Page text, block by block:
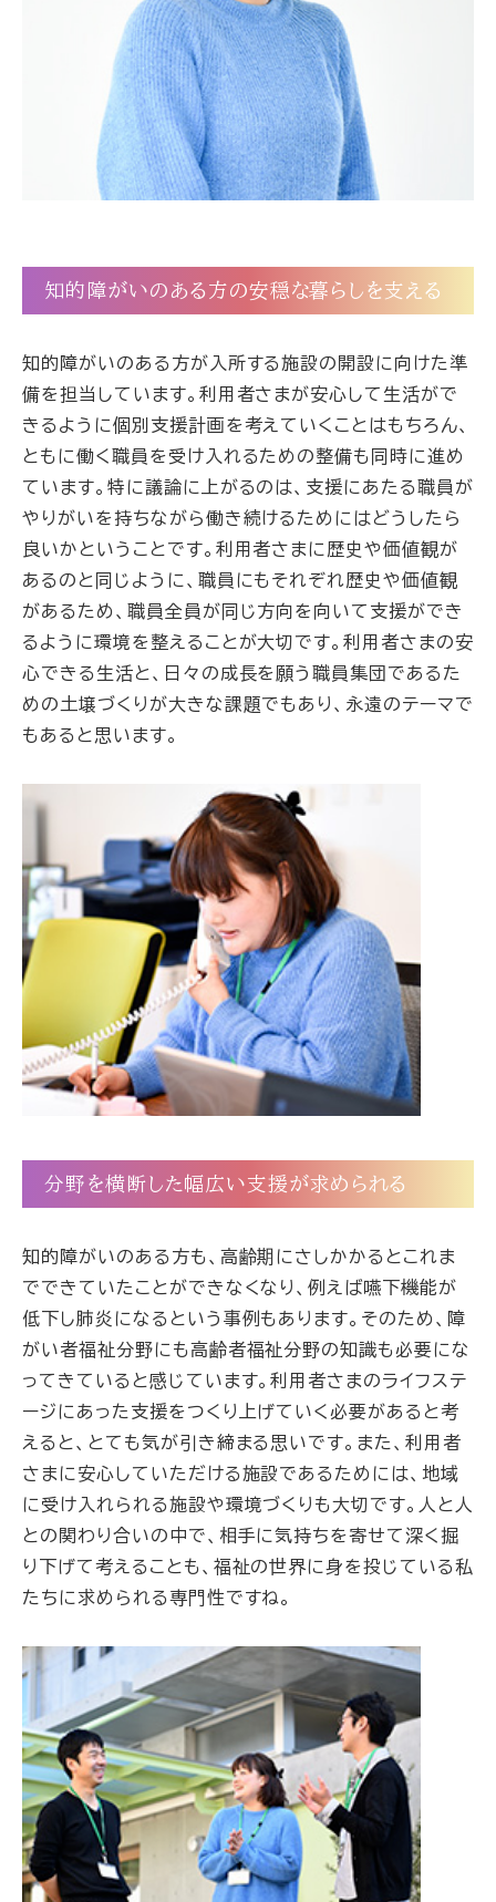
知的障がいのある方の安穏な暮らしを支える
知的障がいのある方が入所する施設の開設に向けた準
備を担当しています。利用者さまが安心して生活がで
きるように個別支援計画を考えていくことはもちろん、
ともに働く職員を受け入れるための整備も同時に進め
ています。特に議論に上がるのは、支援にあたる職員が
やりがいを持ちながら働き続けるためにはどうしたら
良いかということです。利用者さまに歴史や価値観が
あるのと同じように、職員にもそれぞれ歴史や価値観
があるため、職員全員が同じ方向を向いて支援ができ
るように環境を整えることが大切です。利用者さまの安
心できる生活と、日々の成長を願う職員集団であるた
めの土壌づくりが大きな課題でもあり、永遠のテーマで
もあると思います。
分野を横断した幅広い支援が求められる
知的障がいのある方も、高齢期にさしかかるとこれま
でできていたことができなくなり、例えば嚥下機能が
低下し肺炎になるという事例もあります。そのため、障
がい者福祉分野にも高齢者福祉分野の知識も必要にな
ってきていると感じています。利用者さまのライフステ
ージにあった支援をつくり上げていく必要があると考
えると、とても気が引き締まる思いです。また、利用者
さまに安心していただける施設であるためには、地域
に受け入れられる施設や環境づくりも大切です。人と人
との関わり合いの中で、相手に気持ちを寄せて深く掘
り下げて考えることも、福祉の世界に身を投じている私
たちに求められる専門性ですね。